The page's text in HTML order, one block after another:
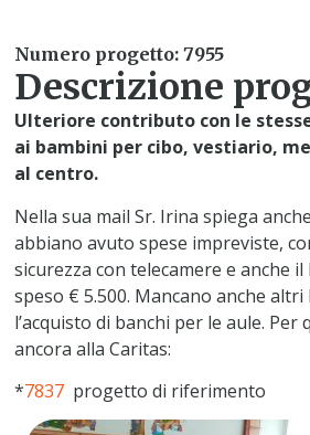
Numero progetto: 7955
Descrizione
Ulteriore contributo con le
ai bambini per cibo, vestiario,
al centro.
Nella sua mail Sr. Irina spiega
abbiano avuto spese impreviste,
sicurezza con telecamere e anche
speso € 5.500. Mancano anche
l’acquisto di banchi per le aule. Per
ancora alla Caritas:
*7837 progetto di riferimento